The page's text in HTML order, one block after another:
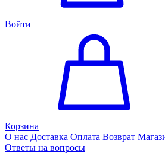
Войти
Корзина
О нас Доставка Оплата Возврат
Ответы на вопросы